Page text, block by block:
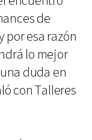
de
por esa razón
lo mejor
duda en
con Talleres